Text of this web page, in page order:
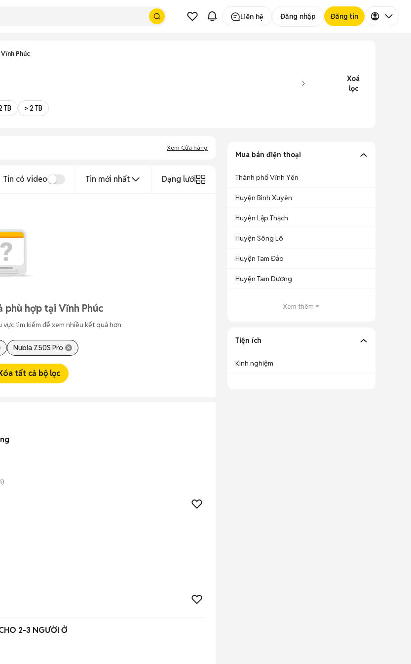
Liên hệ Đăng nhập Đăng tin
Phúc
Xoá
lọc
TB > 2 TB
Xem Cửa hàng
Tin có video Tin mới nhất Dạng lưới
hợp tại Vĩnh Phúc
tìm kiếm để xem nhiều kết quả hơn
Nubia Z50S Pro
tất cả bộ lọc
2-3 NGƯỜI Ở
Mua bán điện thoại
Thành phố Vĩnh Yên
Huyện Bình Xuyên
Huyện Lập Thạch
Huyện Sông Lô
Huyện Tam Đảo
Huyện Tam Dương
Xem thêm
Tiện ích
Kinh nghiệm